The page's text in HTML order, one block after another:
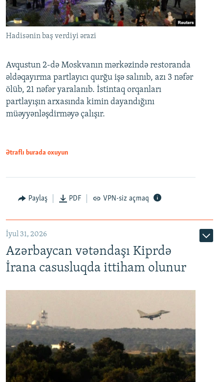
Hadisənin baş verdiyi ərazi
Avqustun 2-də Moskvanın mərkəzində restoranda
əldəqayırma partlayıcı qurğu işə salınıb, azı 3 nəfər
ölüb, 21 nəfər yaralanıb. İstintaq orqanları
partlayışın arxasında kimin dayandığını
müəyyənləşdirməyə çalışır.
Ətraflı burada oxuyun
Paylaş PDF VPN-siz açmaq
İyul 31, 2026
Azərbaycan vətəndaşı Kiprdə
İrana casusluqda ittiham olunur